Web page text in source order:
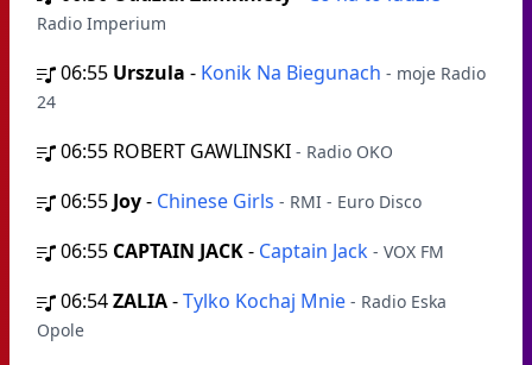
Radio Imperium
06:55 Urszula - Konik Na Biegunach - moje Radio
24
06:55 ROBERT GAWLINSKI - Radio OKO
06:55 Joy- Chinese Girls - RMI - Euro Disco
06:55 CAPTAIN JACK- Captain Jack - VOX FM
06:54ZALIA-Tylko Kochaj Mnie - Radio Eska
Opole